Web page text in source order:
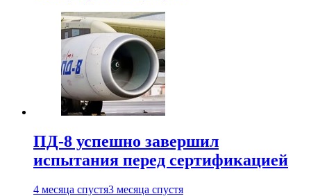
ПД-8 успешно завершил
испытания перед сертификацией
4 месяца спустя3 месяца спустя